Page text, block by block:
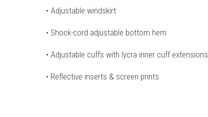
• Adjustable windskirt
• Shock-cord adjustable bottom hem
• Adjustable cuffs with lycra inner cuff extensions
• Reflective inserts & screen prints